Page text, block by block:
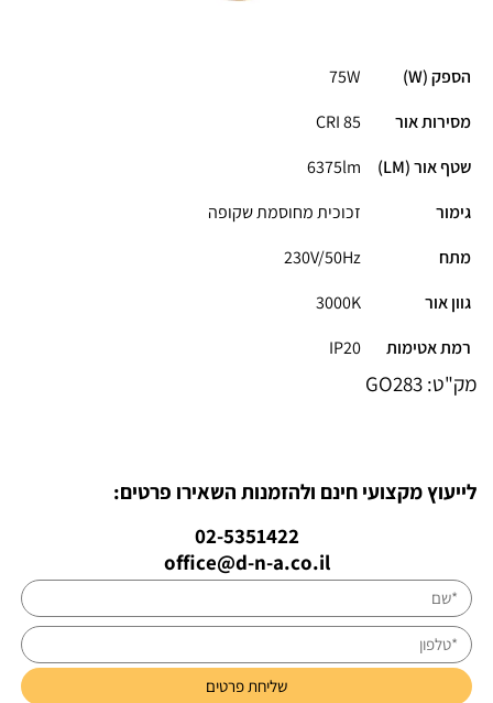
הספק (W)
75W
מסירות אור
CRI 85
שטף אור (LM)
6375lm
גימור
זכוכית מחוסמת שקופה
מתח
230V/50Hz
גוון אור
3000K
רמת אטימות
IP20
מק"ט: GO283
לייעוץ מקצועי חינם ולהזמנות השאירו פרטים:
02-5351422
office@d-n-a.co.il